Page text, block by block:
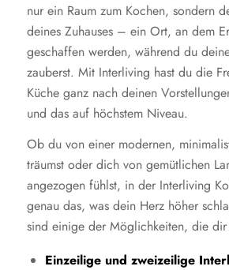
nur ein Raum zum Kochen, sondern
deines Zuhauses – ein Ort, an dem
geschaffen werden, während du
zauberst. Mit Interliving hast du die
Küche ganz nach deinen
und das auf höchstem Niveau.
Ob du von einer modernen,
träumst oder dich von gemütlichen
angezogen fühlst, in der Interliving
genau das, was dein Herz höher
sind einige der Möglichkeiten, die dir
Einzeilige und zweizeilige